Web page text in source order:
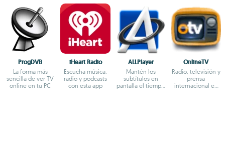
ProgDVB
La forma más
sencilla de ver TV
online en tu PC
iHeart Radio
Escucha música,
radio y podcasts
con esta app
ALLPlayer
Mantén los
subtítulos en
pantalla el tiempo
OnlineTV
Radio, televisión y
prensa
internacional en